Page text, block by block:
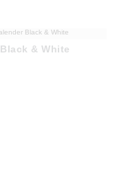
Black & White